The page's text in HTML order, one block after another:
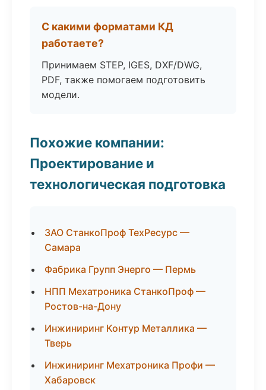
С какими форматами КД
работаете?
Принимаем STEP, IGES, DXF/DWG,
PDF, также помогаем подготовить
модели.
Похожие компании:
Проектирование и
технологическая подготовка
ЗАО СтанкоПроф ТехРесурс —
Самара
Фабрика Групп Энерго — Пермь
НПП Мехатроника СтанкоПроф —
Ростов-на-Дону
Инжиниринг Контур Металлика —
Тверь
Инжиниринг Мехатроника Профи —
Хабаровск